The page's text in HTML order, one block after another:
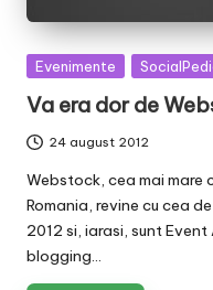
Posted
Evenimente
Va era dor de
24 august 2012
Webstock, cea mai mare
Romania, revine cu cea
2012 si, iarasi, sunt
blogging…